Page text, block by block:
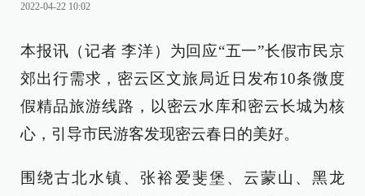
2022-04-22 10:02
本报讯（记者 李洋）为回应“五一”长假市民京
郊出行需求，密云区文旅局近日发布10条微度
假精品旅游线路，以密云水库和密云长城为核
心，引导市民游客发现密云春日的美好。
围绕古北水镇、张裕爱斐堡、云蒙山、黑龙